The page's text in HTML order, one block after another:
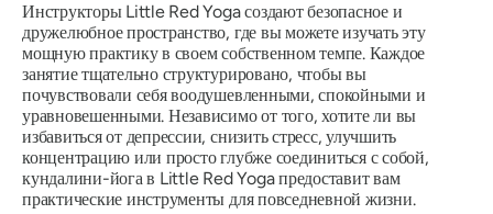
Инструкторы Little Red Yoga создают безопасное и
дружелюбное пространство, где вы можете изучать эту
мощную практику в своем собственном темпе. Каждое
занятие тщательно структурировано, чтобы вы
почувствовали себя воодушевленными, спокойными и
уравновешенными. Независимо от того, хотите ли вы
избавиться от депрессии, снизить стресс, улучшить
концентрацию или просто глубже соединиться с собой,
кундалини-йога в Little Red Yoga предоставит вам
практические инструменты для повседневной жизни.